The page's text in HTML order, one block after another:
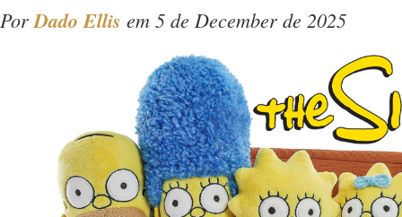
PorDado Ellis em 5 de December de 2025